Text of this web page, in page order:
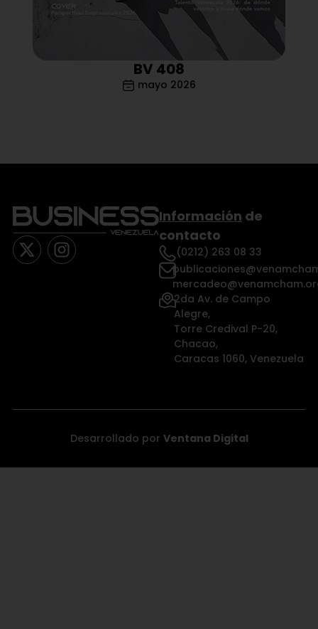
BV 408
mayo 2026
Información de
contacto
(0212) 263 08 33
2da Av. de Campo
Alegre,
Torre Credival P-20,
Chacao,
Caracas 1060, Venezuela
Desarrollado por Ventana Digital